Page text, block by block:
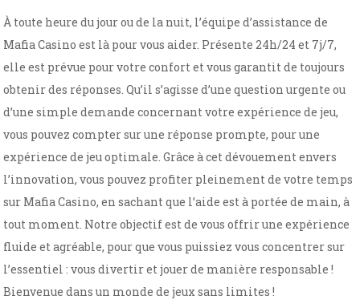
À toute heure du jour ou de la nuit, l’équipe d’assistance de
Mafia Casino est là pour vous aider. Présente 24h/24 et 7j/7,
elle est prévue pour votre confort et vous garantit de toujours
obtenir des réponses. Qu’il s’agisse d’une question urgente ou
d’une simple demande concernant votre expérience de jeu,
vous pouvez compter sur une réponse prompte, pour une
expérience de jeu optimale. Grâce à cet dévouement envers
l’innovation, vous pouvez profiter pleinement de votre temps
sur Mafia Casino, en sachant que l’aide est à portée de main, à
tout moment. Notre objectif est de vous offrir une expérience
fluide et agréable, pour que vous puissiez vous concentrer sur
l’essentiel : vous divertir et jouer de manière responsable !
Bienvenue dans un monde de jeux sans limites !